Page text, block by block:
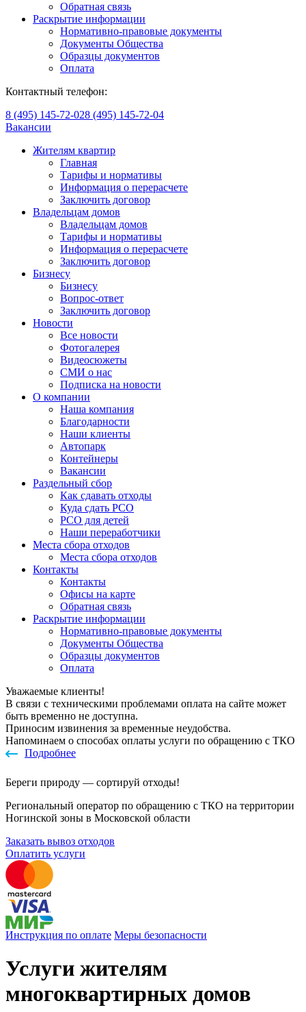
Обратная связь
Раскрытие информации
Нормативно-правовые документы
Документы Общества
Образцы документов
Оплата
Контактный телефон:
8 (495) 145-72-028 (495) 145-72-04
Вакансии
Жителям квартир
Главная
Тарифы и нормативы
Информация о перерасчете
Заключить договор
Владельцам домов
Владельцам домов
Тарифы и нормативы
Информация о перерасчете
Заключить договор
Бизнесу
Бизнесу
Вопрос-ответ
Заключить договор
Новости
Все новости
Фотогалерея
Видеосюжеты
СМИ о нас
Подписка на новости
О компании
Наша компания
Благодарности
Наши клиенты
Автопарк
Контейнеры
Вакансии
Раздельный сбор
Как сдавать отходы
Куда сдать РСО
РСО для детей
Наши переработчики
Места сбора отходов
Места сбора отходов
Контакты
Контакты
Офисы на карте
Обратная связь
Раскрытие информации
Нормативно-правовые документы
Документы Общества
Образцы документов
Оплата
Уважаемые клиенты!
В связи с техническими проблемами оплата на сайте может
быть временно не доступна.
Приносим извинения за временные неудобства.
Напоминаем о способах оплаты услуги по обращению с ТКО
Подробнее
Береги природу — сортируй отходы!
Региональный оператор по обращению с ТКО на территории
Ногинской зоны в Московской области
Заказать вывоз отходов
Оплатить услуги
Инструкция по оплате Меры безопасности
Услуги жителям
многоквартирных домов